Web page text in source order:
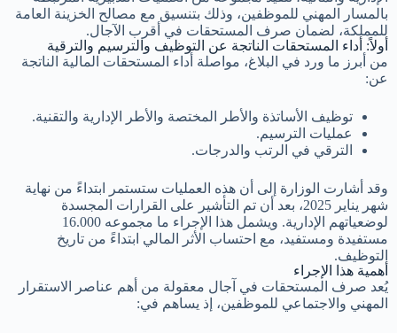
بالمسار المهني للموظفين، وذلك بتنسيق مع مصالح الخزينة العامة
للمملكة، لضمان صرف المستحقات في أقرب الآجال.
أولاً: أداء المستحقات الناتجة عن التوظيف والترسيم والترقية
من أبرز ما ورد في البلاغ، مواصلة أداء المستحقات المالية الناتجة
عن:
توظيف الأساتذة والأطر المختصة والأطر الإدارية والتقنية.
عمليات الترسيم.
الترقي في الرتب والدرجات.
وقد أشارت الوزارة إلى أن هذه العمليات ستستمر ابتداءً من نهاية
شهر يناير 2025، بعد أن تم التأشير على القرارات المجسدة
لوضعياتهم الإدارية. ويشمل هذا الإجراء ما مجموعه 16.000
مستفيدة ومستفيد، مع احتساب الأثر المالي ابتداءً من تاريخ
التوظيف.
أهمية هذا الإجراء
يُعد صرف المستحقات في آجال معقولة من أهم عناصر الاستقرار
المهني والاجتماعي للموظفين، إذ يساهم في: